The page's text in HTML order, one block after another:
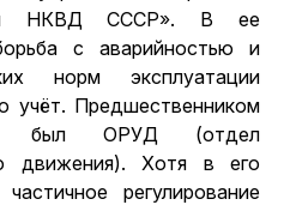
НКВД СССР». В ее
с аварийностью и
норм эксплуатации
учёт. Предшественником
был ОРУД (отдел
движения). Хотя в его
регулирование